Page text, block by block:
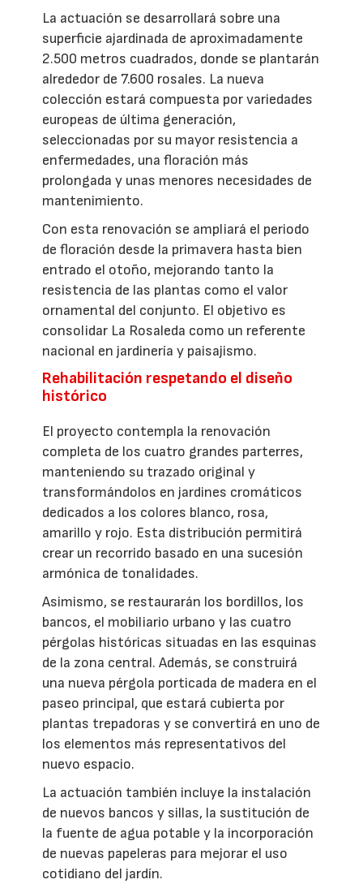
La actuación se desarrollará sobre una
superficie ajardinada de aproximadamente
2.500 metros cuadrados, donde se plantarán
alrededor de 7.600 rosales. La nueva
colección estará compuesta por variedades
europeas de última generación,
seleccionadas por su mayor resistencia a
enfermedades, una floración más
prolongada y unas menores necesidades de
mantenimiento.
Con esta renovación se ampliará el periodo
de floración desde la primavera hasta bien
entrado el otoño, mejorando tanto la
resistencia de las plantas como el valor
ornamental del conjunto. El objetivo es
consolidar La Rosaleda como un referente
nacional en jardinería y paisajismo.
Rehabilitación respetando el diseño
histórico
El proyecto contempla la renovación
completa de los cuatro grandes parterres,
manteniendo su trazado original y
transformándolos en jardines cromáticos
dedicados a los colores blanco, rosa,
amarillo y rojo. Esta distribución permitirá
crear un recorrido basado en una sucesión
armónica de tonalidades.
Asimismo, se restaurarán los bordillos, los
bancos, el mobiliario urbano y las cuatro
pérgolas históricas situadas en las esquinas
de la zona central. Además, se construirá
una nueva pérgola porticada de madera en el
paseo principal, que estará cubierta por
plantas trepadoras y se convertirá en uno de
los elementos más representativos del
nuevo espacio.
La actuación también incluye la instalación
de nuevos bancos y sillas, la sustitución de
la fuente de agua potable y la incorporación
de nuevas papeleras para mejorar el uso
cotidiano del jardín.